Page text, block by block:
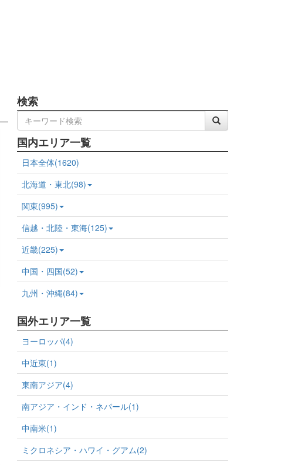
検索
国内エリア一覧
日本全体(1620)
北海道・東北(98)
関東(995)
信越・北陸・東海(125)
近畿(225)
中国・四国(52)
九州・沖縄(84)
国外エリア一覧
ヨーロッパ(4)
中近東(1)
東南アジア(4)
南アジア・インド・ネパール(1)
中南米(1)
ミクロネシア・ハワイ・グアム(2)